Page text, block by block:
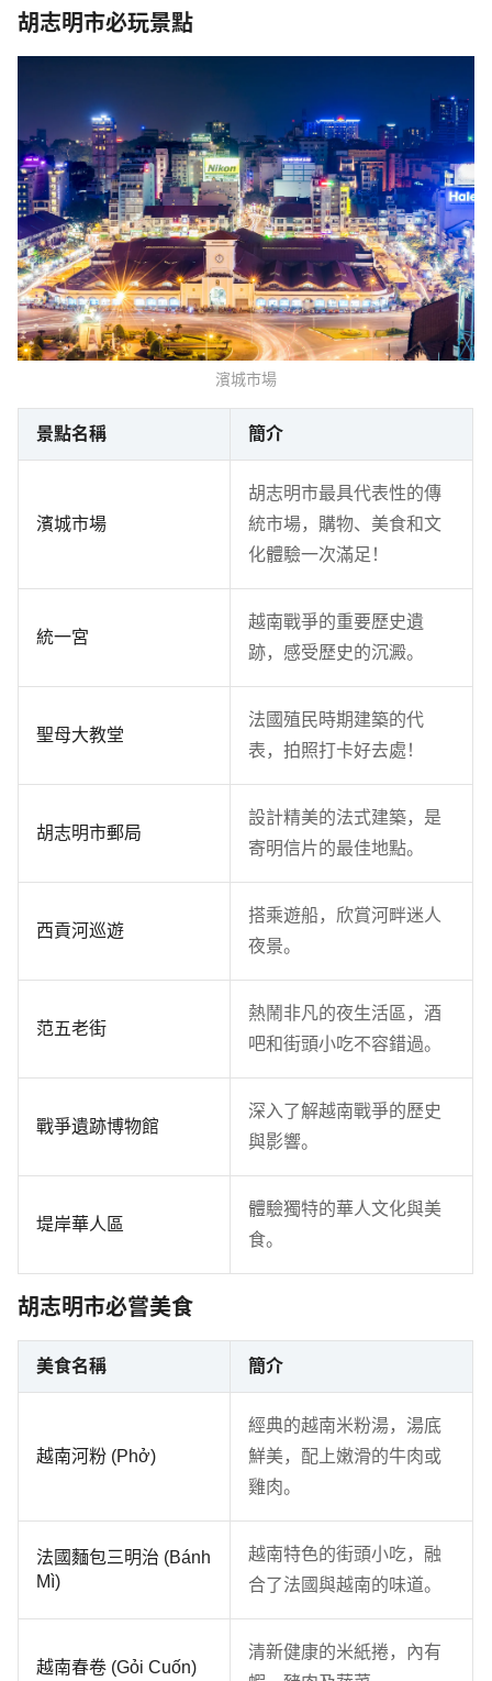
胡志明市必玩景點
濱城市場
景點名稱 簡介
濱城市場
胡志明市最具代表性的傳
統市場，購物、美食和文
化體驗一次滿足！
統一宮
越南戰爭的重要歷史遺
跡，感受歷史的沉澱。
聖母大教堂
法國殖民時期建築的代
表，拍照打卡好去處！
胡志明市郵局
設計精美的法式建築，是
寄明信片的最佳地點。
西貢河巡遊
搭乘遊船，欣賞河畔迷人
夜景。
范五老街
熱鬧非凡的夜生活區，酒
吧和街頭小吃不容錯過。
戰爭遺跡博物館
深入了解越南戰爭的歷史
與影響。
堤岸華人區
體驗獨特的華人文化與美
食。
胡志明市必嘗美食
美食名稱 簡介
越南河粉 (Phở)
經典的越南米粉湯，湯底
鮮美，配上嫩滑的牛肉或
雞肉。
法國麵包三明治 (Bánh
Mì)
越南特色的街頭小吃，融
合了法國與越南的味道。
越南春卷 (Gỏi Cuốn)
清新健康的米紙捲，內有